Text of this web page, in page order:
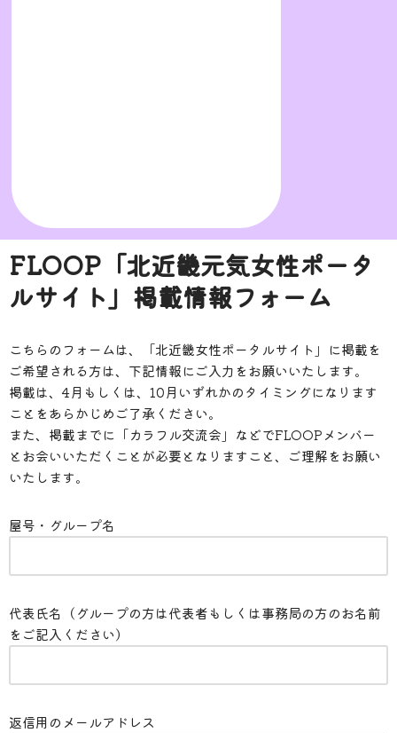
FLOOP「北近畿元気女性ポータ
ルサイト」掲載情報フォーム
こちらのフォームは、「北近畿女性ポータルサイト」に掲載を
ご希望される方は、下記情報にご入力をお願いいたします。
掲載は、4月もしくは、10月いずれかのタイミングになります
ことをあらかじめご了承ください。
また、掲載までに「カラフル交流会」などでFLOOPメンバー
とお会いいただくことが必要となりますこと、ご理解をお願い
いたします。
屋号・グループ名
代表氏名（グループの方は代表者もしくは事務局の方のお名前
をご記入ください）
返信用のメールアドレス